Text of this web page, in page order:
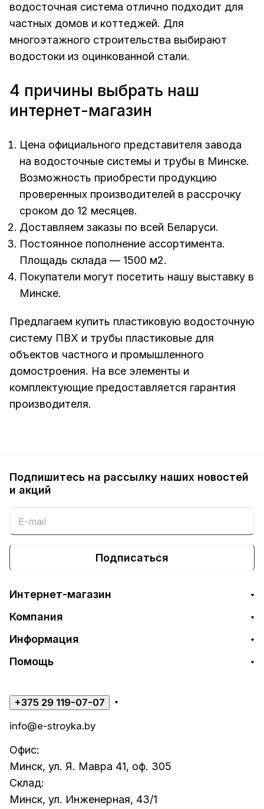
водосточная система отлично подходит для
частных домов и коттеджей. Для
многоэтажного строительства выбирают
водостоки из оцинкованной стали.
4 причины выбрать наш
интернет-магазин
Цена официального представителя завода
на водосточные системы и трубы в Минске.
Возможность приобрести продукцию
проверенных производителей в рассрочку
сроком до 12 месяцев.
Доставляем заказы по всей Беларуси.
Постоянное пополнение ассортимента.
Площадь склада — 1500 м2.
Покупатели могут посетить нашу выставку в
Минске.
Предлагаем купить пластиковую водосточную
систему ПВХ и трубы пластиковые для
объектов частного и промышленного
домостроения. На все элементы и
комплектующие предоставляется гарантия
производителя.
Подпишитесь на рассылку наших новостей
и акций
Подписаться
Интернет-магазин
Компания
Информация
Помощь
+375 29 119-07-07
info@e-stroyka.by
Офис:
Минск, ул. Я. Мавра 41, оф. 305
Склад:
Минск, ул. Инженерная, 43/1